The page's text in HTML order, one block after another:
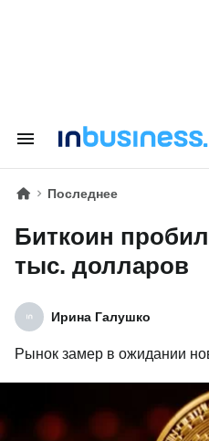
Последнее
Биткоин
тыс. долларов
Ирина Галушко
Рынок замер в ожидании